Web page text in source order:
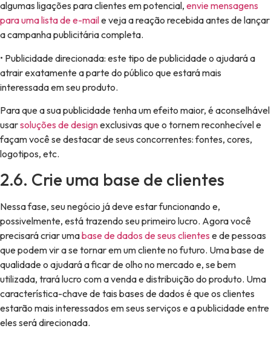
algumas ligações para clientes em potencial, envie mensagens
para uma lista de e-maile veja a reação recebida antes de lançar
a campanha publicitária completa.
• Publicidade direcionada: este tipo de publicidade o ajudará a
atrair exatamente a parte do público que estará mais
interessada em seu produto.
Para que a sua publicidade tenha um efeito maior, é aconselhável
usarsoluções de designexclusivas que o tornem reconhecível e
façam você se destacar de seus concorrentes: fontes, cores,
logotipos, etc.
2.6. Crie uma base de clientes
Nessa fase, seu negócio já deve estar funcionando e,
possivelmente, está trazendo seu primeiro lucro. Agora você
precisará criar umabase de dados de seus clientes e de pessoas
que podem vir a se tornar em um cliente no futuro. Uma base de
qualidade o ajudará a ficar de olho no mercado e, se bem
utilizada, trará lucro com a venda e distribuição do produto. Uma
característica-chave de tais bases de dados é que os clientes
estarão mais interessados em seus serviços e a publicidade entre
eles será direcionada.